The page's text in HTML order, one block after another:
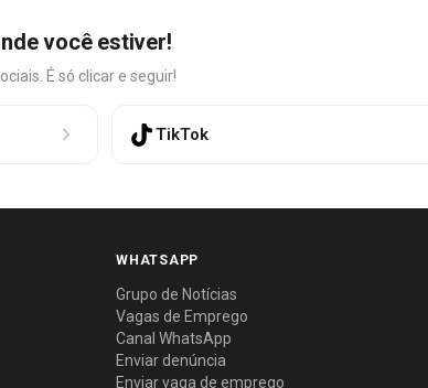
você estiver!
É só clicar e seguir!
TikTok
WHATSAPP
Grupo de Notícias
Vagas de Emprego
Canal WhatsApp
Enviar denúncia
Enviar vaga de emprego